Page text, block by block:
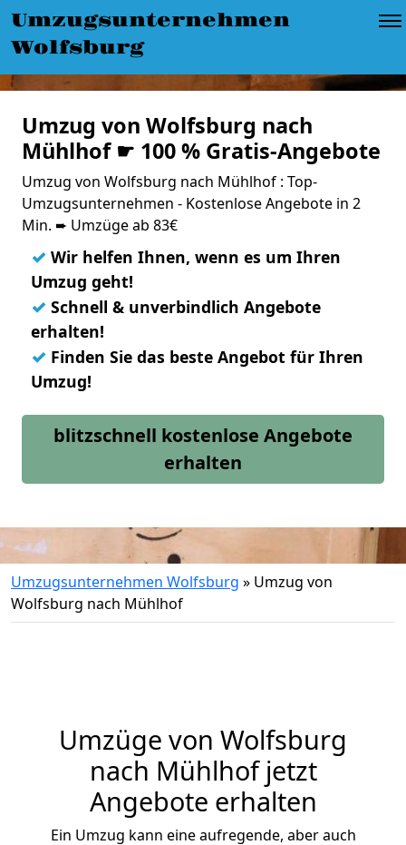
Umzugsunternehmen
Wolfsburg
Umzug von Wolfsburg nach
Mühlhof ☛ 100 % Gratis-Angebote
Umzug von Wolfsburg nach Mühlhof : Top-
Umzugsunternehmen - Kostenlose Angebote in 2
Min. ➨ Umzüge ab 83€
✓ Wir helfen Ihnen, wenn es um Ihren
Umzug geht!
✓ Schnell & unverbindlich Angebote
erhalten!
✓ Finden Sie das beste Angebot für Ihren
Umzug!
blitzschnell kostenlose Angebote
erhalten
Umzugsunternehmen Wolfsburg » Umzug von
Wolfsburg nach Mühlhof
Umzüge von Wolfsburg
nach Mühlhof jetzt
Angebote erhalten
Ein Umzug kann eine aufregende, aber auch